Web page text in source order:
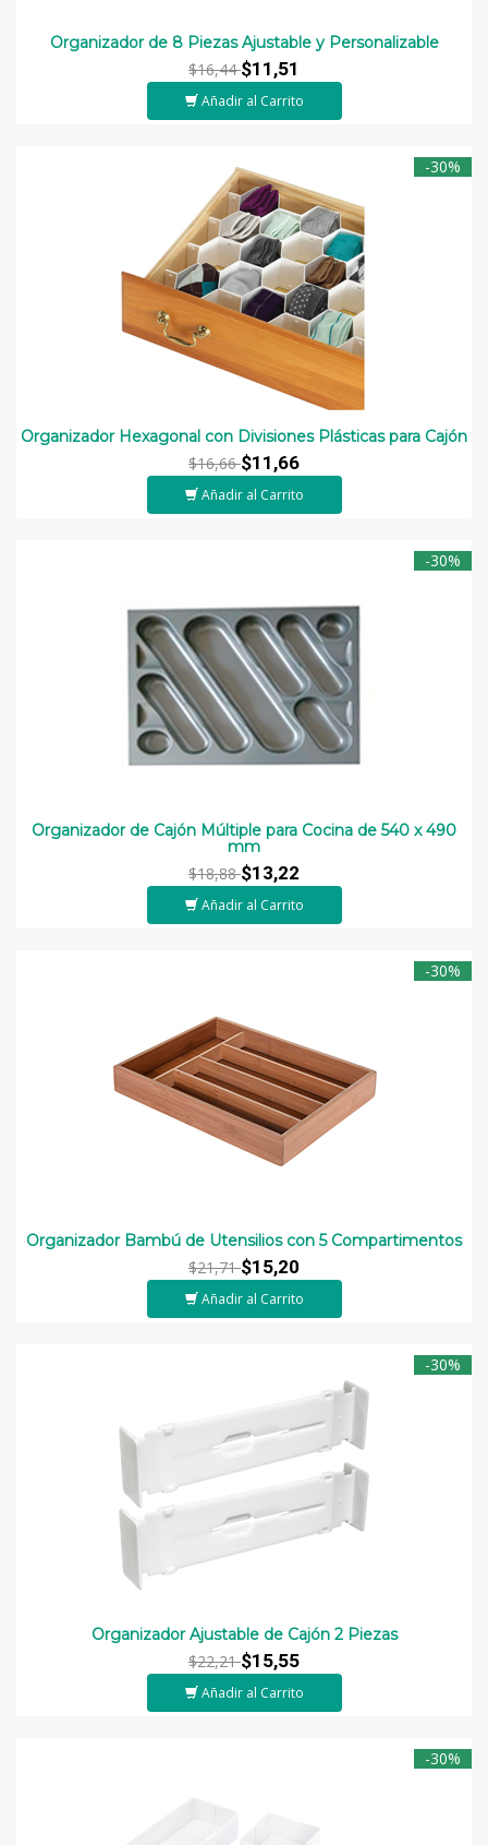
Organizador de 8 Piezas Ajustable y Personalizable
$16,44$11,51
Añadir al Carrito
-30%
Organizador Hexagonal con Divisiones Plásticas para Cajón
$16,66$11,66
Añadir al Carrito
-30%
Organizador de Cajón Múltiple para Cocina de 540 x 490
mm
$18,88$13,22
Añadir al Carrito
-30%
Organizador Bambú de Utensilios con 5 Compartimentos
$21,71$15,20
Añadir al Carrito
-30%
Organizador Ajustable de Cajón 2 Piezas
$22,21$15,55
Añadir al Carrito
-30%